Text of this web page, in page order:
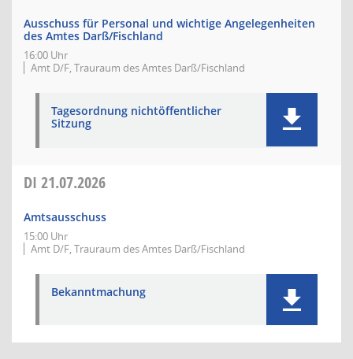
Ausschuss für Personal und wichtige Angelegenheiten
des Amtes Darß/Fischland
16:00 Uhr
Amt D/F, Trauraum des Amtes Darß/Fischland
Tagesordnung nichtöffentlicher
Sitzung
DI 21.07.2026
Amtsausschuss
15:00 Uhr
Amt D/F, Trauraum des Amtes Darß/Fischland
Bekanntmachung